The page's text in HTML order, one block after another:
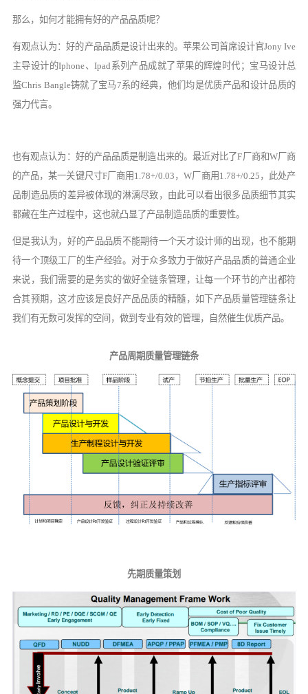
那么，如何才能拥有好的产品品质呢？
有观点认为：好的产品品质是设计出来的。苹果公司首席设计官Jony Ive
主导设计的Iphone、Ipad系列产品成就了苹果的辉煌时代；宝马设计总
监Chris Bangle铸就了宝马7系的经典，他们均是优质产品和设计品质的
强力代言。
也有观点认为：好的产品品质是制造出来的。最近对比了F厂商和W厂商
的产品，某一关键尺寸F厂商用1.78+/0.03，W厂商用1.78+/0.25，此处产
品制造品质的差异被体现的淋漓尽致，由此可以看出很多品质细节其实
都藏在生产过程中，这也就凸显了产品制造品质的重要性。
但是我认为，好的产品品质不能期待一个天才设计师的出现，也不能期
待一个顶级工厂的生产经验。对于众多致力于做好产品品质的普通企业
来说，我们需要的是务实的做好全链条管理，让每一个环节的产出都符
合其预期，这才应该是良好产品品质的精髓，如下产品质量管理链条让
我们有无数可发挥的空间，做到专业有效的管理，自然催生优质产品。
产品周期质量管理链条
先期质量策划